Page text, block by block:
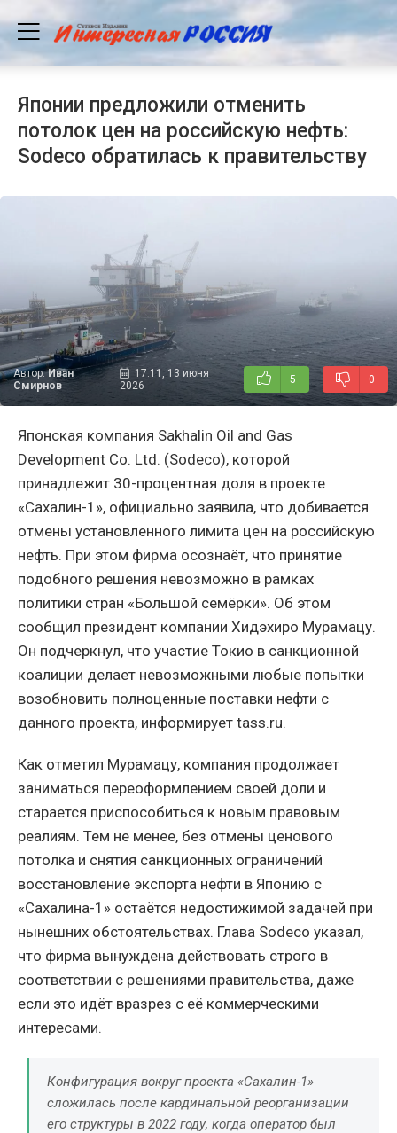
Японии предложили отменить
потолок цен на российскую нефть:
Sodeco обратилась к правительству
Автор:Иван
Смирнов
17:11, 13 июня
2026
5 0
Японская компания Sakhalin Oil and Gas
Development Co. Ltd. (Sodeco), которой
принадлежит 30-процентная доля в проекте
«Сахалин-1», официально заявила, что добивается
отмены установленного лимита цен на российскую
нефть. При этом фирма осознаёт, что принятие
подобного решения невозможно в рамках
политики стран «Большой семёрки». Об этом
сообщил президент компании Хидэхиро Мурамацу.
Он подчеркнул, что участие Токио в санкционной
коалиции делает невозможными любые попытки
возобновить полноценные поставки нефти с
данного проекта, информирует tass.ru.
Как отметил Мурамацу, компания продолжает
заниматься переоформлением своей доли и
старается приспособиться к новым правовым
реалиям. Тем не менее, без отмены ценового
потолка и снятия санкционных ограничений
восстановление экспорта нефти в Японию с
«Сахалина-1» остаётся недостижимой задачей при
нынешних обстоятельствах. Глава Sodeco указал,
что фирма вынуждена действовать строго в
соответствии с решениями правительства, даже
если это идёт вразрез с её коммерческими
интересами.
Конфигурация вокруг проекта «Сахалин-1»
сложилась после кардинальной реорганизации
его структуры в 2022 году, когда оператор был